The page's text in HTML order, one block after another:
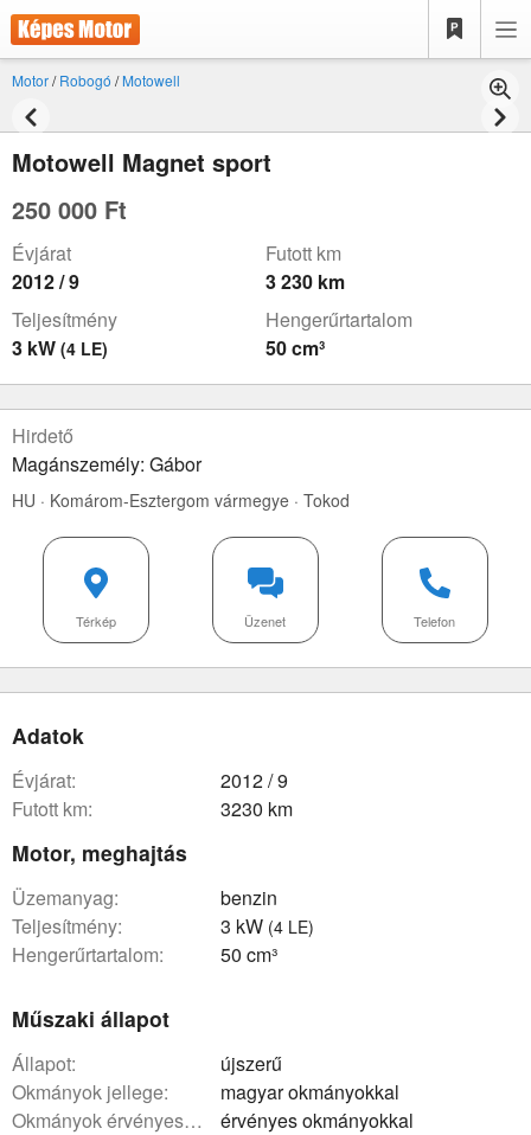
Motor/Robogó /Motowell
Motowell Magnet sport
250 000 Ft
Évjárat
2012 / 9
Futott km
3 230 km
Teljesítmény
3 kW (4 LE)
Hengerűrtartalom
50 cm³
Hirdető
Magánszemély: Gábor
HU · Komárom-Esztergom vármegye · Tokod
Telefon
Üzenet
Térkép
Adatok
évjárat:
2012 / 9
futott km:
3230 km
Motor, meghajtás
üzemanyag:
benzin
teljesítmény:
3 kW (4 LE)
hengerűrtartalom: 50 cm³
Műszaki állapot
állapot:
újszerű
okmányok jellege:
magyar okmányokkal
okmányok érvényessége:
érvényes okmányokkal